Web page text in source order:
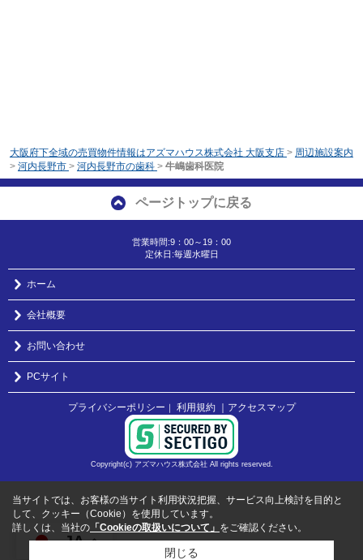
JA
大阪府下全域の売買物件情報はアズマハウス株式会社 大阪支店 > 周辺施設案内
> 河内長野市 > 河内長野市の歯科 > 牛嶋歯科医院
ページトップに戻る
営業時間:9：00～19：00
定休日:毎週水曜日
ホーム
会社概要
お問い合わせ
PCサイト
プライバシーポリシー ｜ 利用規約 ｜アクセスマップ
Copyright(c) アズマハウス株式会社 All rights reserved.
当サイトでは、お客様の当サイト利用状況把握、サービス向上検討を目的と
して、クッキー（Cookie）を使用しています。
詳しくは、当社の 「Cookieの取扱いについて」 をご確認ください。
閉じる